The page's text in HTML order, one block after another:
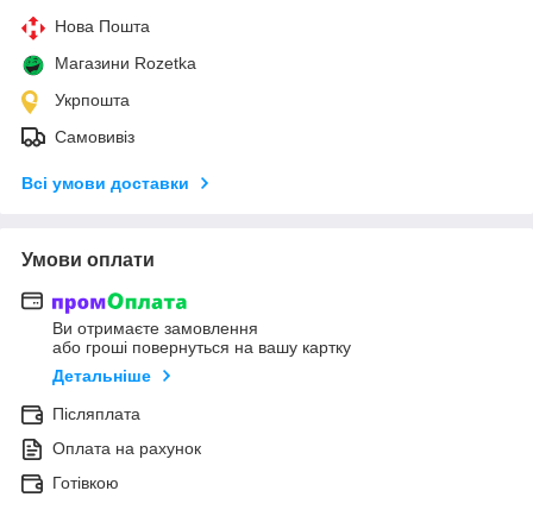
Нова Пошта
Магазини Rozetka
Укрпошта
Самовивіз
Всі умови доставки
Умови оплати
Ви отримаєте замовлення
або гроші повернуться на вашу картку
Детальніше
Післяплата
Оплата на рахунок
Готівкою